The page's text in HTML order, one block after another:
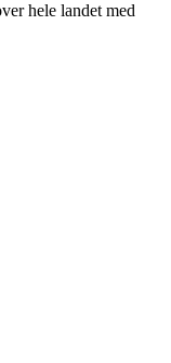
hele landet med